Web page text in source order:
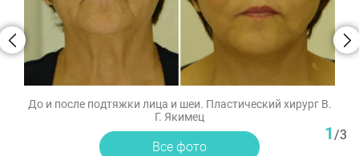
До и после подтяжки лица и шеи. Пластический хирург В.
Г. Якимец
1/3
Все фото